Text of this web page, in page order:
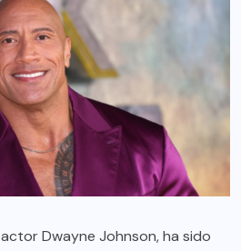
Dwayne Johnson, ha sido